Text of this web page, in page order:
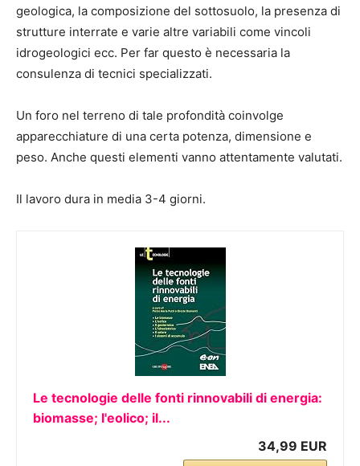
geologica, la composizione del sottosuolo, la presenza di
strutture interrate e varie altre variabili come vincoli
idrogeologici ecc. Per far questo è necessaria la
consulenza di tecnici specializzati.
Un foro nel terreno di tale profondità coinvolge
apparecchiature di una certa potenza, dimensione e
peso. Anche questi elementi vanno attentamente valutati.
Il lavoro dura in media 3-4 giorni.
Le tecnologie delle fonti rinnovabili di energia:
biomasse; l'eolico; il...
34,99 EUR